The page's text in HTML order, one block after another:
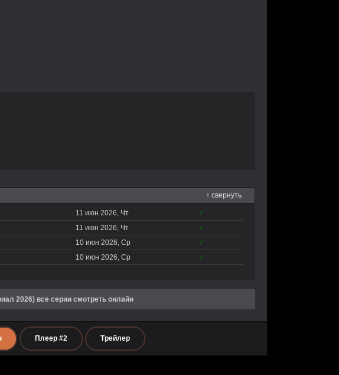
↑ свернуть
11 июн 2026, Чт
✓
11 июн 2026, Чт
✓
10 июн 2026, Ср
✓
10 июн 2026, Ср
✓
2026) все серии смотреть онлайн
Плеер #2 Трейлер